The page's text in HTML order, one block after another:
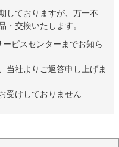
しておりますが、万一不
・交換いたします。
ビスセンターまでお知ら
当社よりご返答申し上げま
受けしておりません